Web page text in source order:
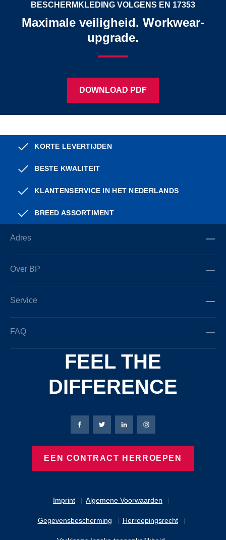
BESCHERMKLEDING VOLGENS EN 17353
Maximale veiligheid. Workwear-
upgrade.
DOWNLOAD PDF
KORTE LEVERTIJDEN
BESTE KWALITEIT
KLANTENSERVICE IN HET NEDERLANDS
BREED ASSORTIMENT
Adres
Over BP
Service
FAQ
FEEL THE
DIFFERENCE
Imprint Algemene Voorwaarden
Gegevensbescherming Herroepingsrecht
Bierbaum-Proenen Facebook-pagina
Bierbaum-Proenen X-pagina
Bierbaum-Proenen
Bierbaum-Proenen
EEN CONTRACT HERROEPEN